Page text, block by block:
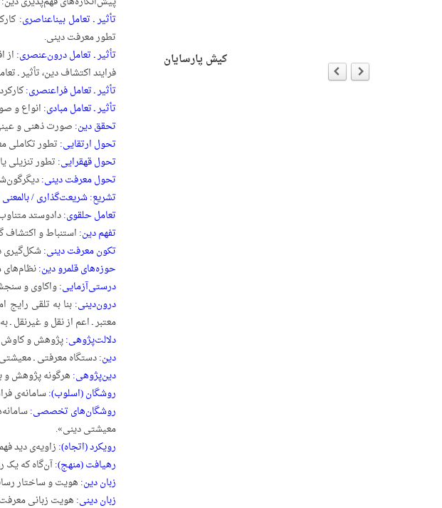
تأثیر ـ تعامل بیناعناصری:
تطور معرفت دینی.
تأثیر ـ تعامل درون‌عنصری: از
فرایند اکتشاف دین، تأثیر ـ
تأثیر ـ تعامل فراعنصری:
تأثیر ـ تعامل مبادی: انواع و
تحقق دین: صورت ذهنی و
تحول ارتقایی: تطور تکاملی
تحول قهقرایی:تطور تنزیلی
تحول معرفت دینی:
تشریع: شریعت‌گذاری / بالمعنی
تعامل حلقوی:دادوستد
تفهم دین: استنباط و اکتشاف
تکون معرفت دینی:شکل‌گیری
حوزه‌های قلمرو دین:
درستی‌آزمایی:واکاوی و
درون‌دینی: بنا به تلقی
معتبر ـ اعم از نقل و غیرنقل ـ
دلالت‌پژوهی:پژوهش و کاوش
دین:دستگاه معرفتی ـ
دین‌پژوهی: هرگونه پژوهش و
روشگان (اسلوب):سامانه‌ی
روشگان‌های تخصصی:
معیشتی دینی».
رویکرد (اتجاه):زاویه‌ی دید
رهیافت (منهج):آن‌گاه که یک
زبان دین: هویت و ساختار
زبان دینی: هویت زبانی
WordPress Carousel Free Version
کیش پارسایان